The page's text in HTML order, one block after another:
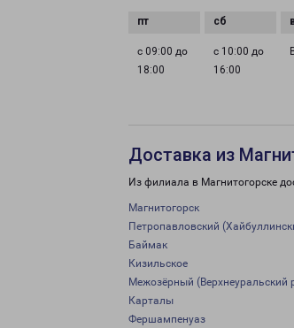
с 09:00 до
18:00
с 10:00 до
16:00
Доставка из
Из филиала в Магнитогорске
Магнитогорск
Петропавловский
Баймак
Кизильское
Межозёрный (Верхнеуральский
Карталы
Фершампенуаз